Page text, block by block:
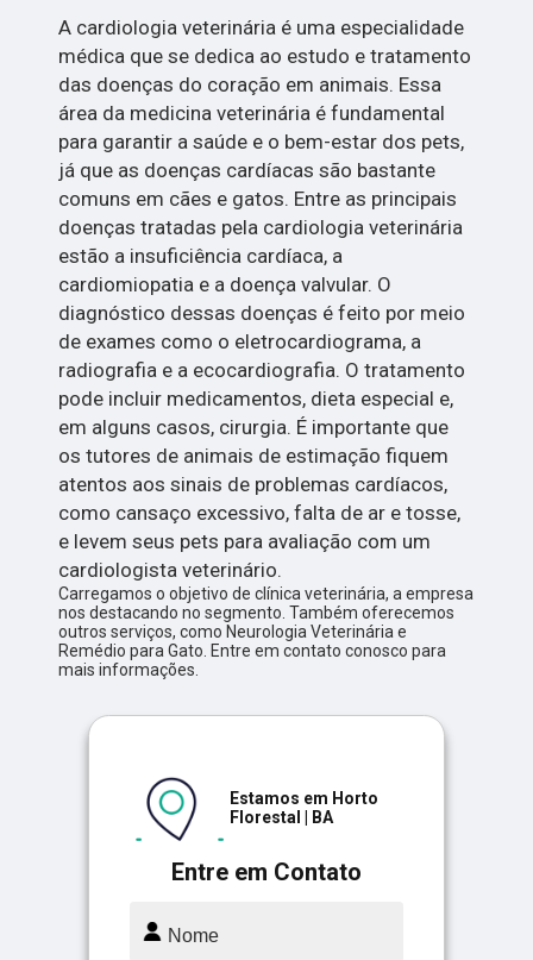
A cardiologia veterinária é uma especialidade
médica que se dedica ao estudo e tratamento
das doenças do coração em animais. Essa
área da medicina veterinária é fundamental
para garantir a saúde e o bem-estar dos pets,
já que as doenças cardíacas são bastante
comuns em cães e gatos. Entre as principais
doenças tratadas pela cardiologia veterinária
estão a insuficiência cardíaca, a
cardiomiopatia e a doença valvular. O
diagnóstico dessas doenças é feito por meio
de exames como o eletrocardiograma, a
radiografia e a ecocardiografia. O tratamento
pode incluir medicamentos, dieta especial e,
em alguns casos, cirurgia. É importante que
os tutores de animais de estimação fiquem
atentos aos sinais de problemas cardíacos,
como cansaço excessivo, falta de ar e tosse,
e levem seus pets para avaliação com um
cardiologista veterinário.
Carregamos o objetivo de clínica veterinária, a empresa
nos destacando no segmento. Também oferecemos
outros serviços, como Neurologia Veterinária e
Remédio para Gato. Entre em contato conosco para
mais informações.
Entre em Contato
Estamos em Horto
Florestal | BA